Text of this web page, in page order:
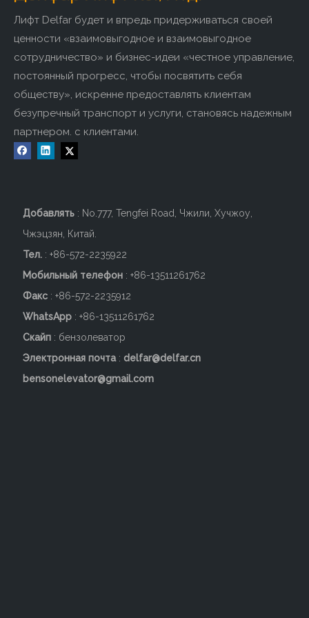
Добавить в корзину Добавить в корзину
Лифт Delfar будет и впредь придерживаться своей
ценности «взаимовыгодное и взаимовыгодное
сотрудничество» и бизнес-идеи «честное управление,
постоянный прогресс, чтобы посвятить себя
обществу», искренне предоставлять клиентам
безупречный транспорт и услуги, становясь надежным
партнером. с клиентами.
Добавлять : No.777, Tengfei Road, Чжили, Хучжоу,
Чжэцзян, Китай.
Тел. : +86-572-2235922
Мобильный телефон : +86-13511261762
Факс : +86-572-2235912
WhatsApp : +86-13511261762
Скайп : бензолеватор
Электронная почта: delfar@delfar.cn
bensonelevator@gmail.com